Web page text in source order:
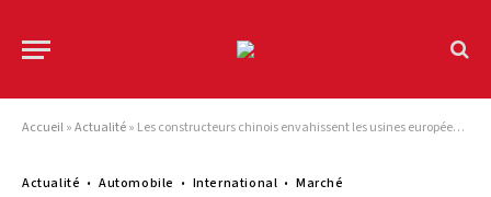
Accueil»Actualité» Les constructeurs chinois envahissent les usines européennes abandonnées : Ford, Stellantis, Nissan concernés
Actualité Automobile International Marché